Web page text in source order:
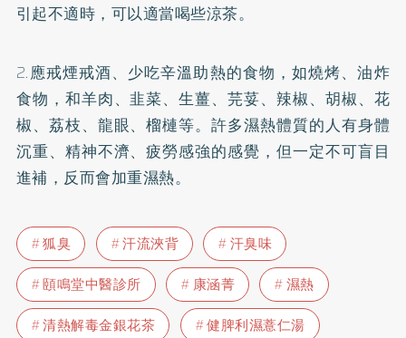
引起不適時，可以適當喝些涼茶。
2.應戒煙戒酒、少吃辛溫助熱的食物，如燒烤、油炸
食物，和羊肉、韭菜、生薑、芫荽、辣椒、胡椒、花
椒、荔枝、龍眼、榴槤等。許多濕熱體質的人有身體
沉重、精神不濟、疲勞感強的感覺，但一定不可盲目
進補，反而會加重濕熱。
狐臭 汗流浹背
汗臭味
頤鳴堂中醫診所
康涵菁
濕熱
清熱解毒金銀花茶
健脾利濕薏仁湯